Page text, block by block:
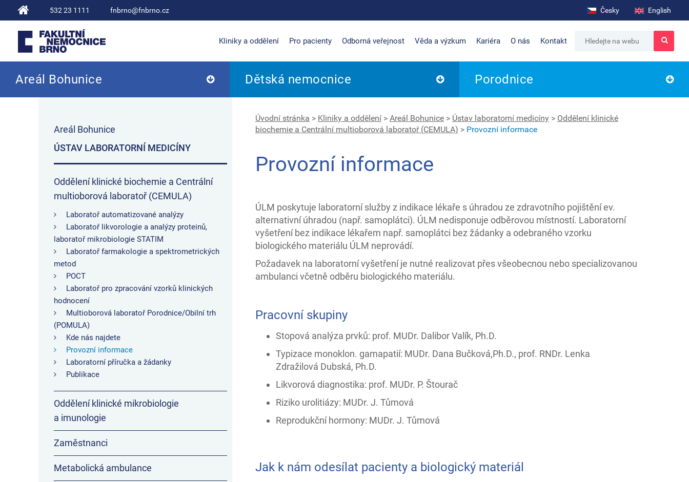
532 23 1111 fnbrno@fnbrno.cz Česky English
Fakultní nemocnice Brno
Kliniky a oddělení Pro pacienty Odborná veřejnost Věda a výzkum Kariéra O nás Kontakt
Areál Bohunice Dětská nemocnice Porodnice
Úvodní stránka > Kliniky a oddělení> Areál Bohunice> Ústav laboratorní medicíny> Oddělení klinické
biochemie a Centrální multioborová laboratoř (CEMULA) > Provozní informace
Provozní informace
ÚLM poskytuje laboratorní služby z indikace lékaře s úhradou ze zdravotního pojištění ev.
alternativní úhradou (např. samoplátci). ÚLM nedisponuje odběrovou místností. Laboratorní
vyšetření bez indikace lékařem např. samoplátci bez žádanky a odebraného vzorku
biologického materiálu ÚLM neprovádí.
Požadavek na laboratorní vyšetření je nutné realizovat přes všeobecnou nebo specializovanou
ambulanci včetně odběru biologického materiálu.
Pracovní skupiny
Stopová analýza prvků: prof. MUDr. Dalibor Valík, Ph.D.
Typizace monoklon. gamapatií: MUDr. Dana Bučková,Ph.D., prof. RNDr. Lenka
Zdražilová Dubská, Ph.D.
Likvorová diagnostika: prof. MUDr. P. Štourač
Riziko urolitiázy: MUDr. J. Tůmová
Reprodukční hormony: MUDr. J. Tůmová
Jak k nám odesílat pacienty a biologický materiál
Areál Bohunice
ÚSTAV LABORATORNÍ MEDICÍNY
Oddělení klinické biochemie a Centrální
multioborová laboratoř (CEMULA)
Laboratoř automatizované analýzy
Laboratoř likvorologie a analýzy proteinů,
laboratoř mikrobiologie STATIM
Laboratoř farmakologie a spektrometrických
metod
POCT
Laboratoř pro zpracování vzorků klinických
hodnocení
Multioborová laboratoř Porodnice/Obilní trh
(POMULA)
Kde nás najdete
Provozní informace
Laboratorní příručka a žádanky
Publikace
Oddělení klinické mikrobiologie
a imunologie
Zaměstnanci
Metabolická ambulance